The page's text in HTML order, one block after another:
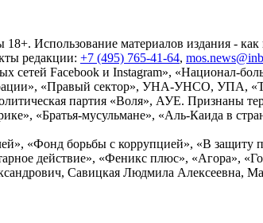
Использование материалов издания -
редакции: +7 (495) 765-41-64,
Facebook и Instagram», «Национал-
«Правый сектор», УНА-УНСО, УПА,
партия «Воля», АУЕ. Признаны
«Братья-мусульмане», «Аль-Каида в
«Фонд борьбы с коррупцией», «В защиту
действие», «Феникс плюс», «Агора»,
Савицкая Людмила Алексеевна,